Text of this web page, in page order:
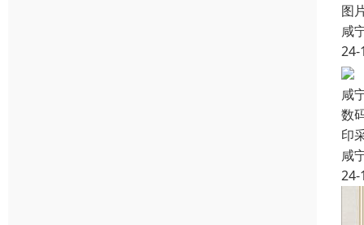
图
咸
24-
咸
数
印
咸
24-